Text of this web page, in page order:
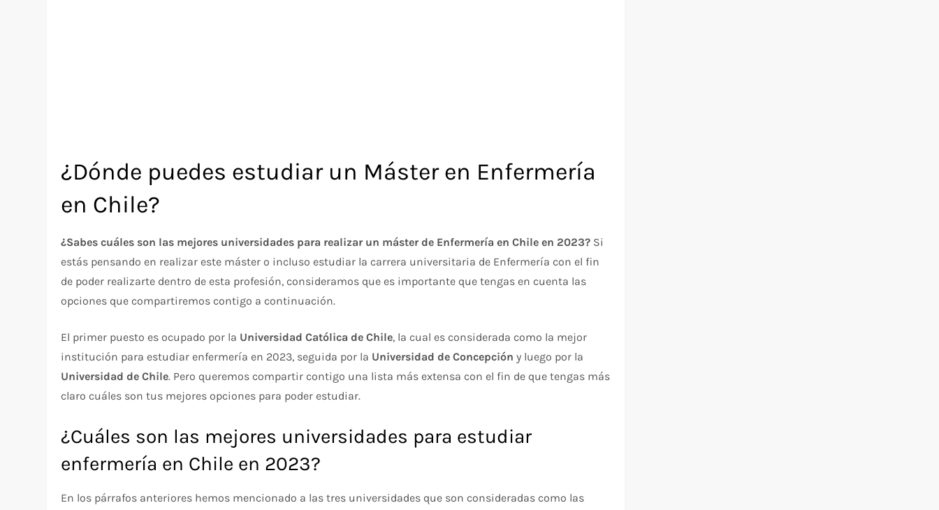
¿Dónde puedes estudiar un Máster en Enfermería
en Chile?
¿Sabes cuáles son las mejores universidades para realizar un máster de Enfermería en Chile en 2023? Si
estás pensando en realizar este máster o incluso estudiar la carrera universitaria de Enfermería con el fin
de poder realizarte dentro de esta profesión, consideramos que es importante que tengas en cuenta las
opciones que compartiremos contigo a continuación.
El primer puesto es ocupado por la Universidad Católica de Chile, la cual es considerada como la mejor
institución para estudiar enfermería en 2023, seguida por la Universidad de Concepción y luego por la
Universidad de Chile. Pero queremos compartir contigo una lista más extensa con el fin de que tengas más
claro cuáles son tus mejores opciones para poder estudiar.
¿Cuáles son las mejores universidades para estudiar
enfermería en Chile en 2023?
En los párrafos anteriores hemos mencionado a las tres universidades que son consideradas como las